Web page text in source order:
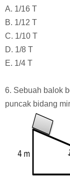
A. 1/16 T
B. 1/12 T
C. 1/10 T
D. 1/8 T
E. 1/4 T
6. Sebuah balok
puncak bidang